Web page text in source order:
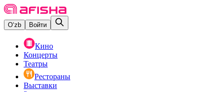
O‘zb Войти
Кино
Концерты
Театры
Рестораны
Выставки